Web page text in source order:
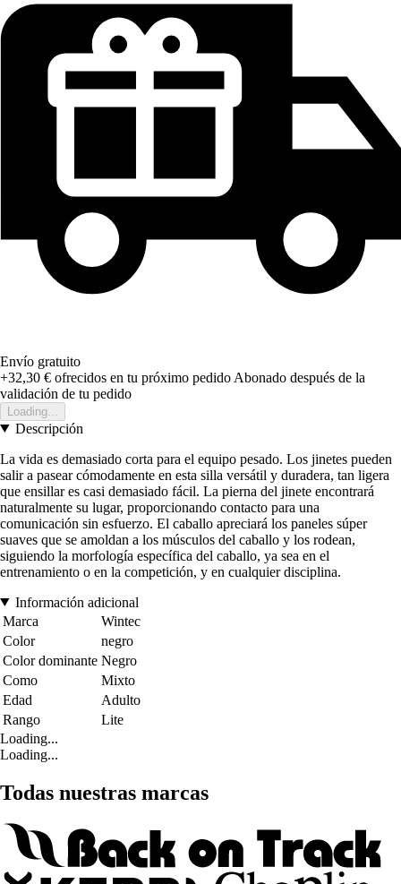
Envío gratuito
+32,30 € ofrecidos en tu próximo pedido Abonado después de la
validación de tu pedido
Loading...
Descripción
La vida es demasiado corta para el equipo pesado. Los jinetes pueden
salir a pasear cómodamente en esta silla versátil y duradera, tan ligera
que ensillar es casi demasiado fácil. La pierna del jinete encontrará
naturalmente su lugar, proporcionando contacto para una
comunicación sin esfuerzo. El caballo apreciará los paneles súper
suaves que se amoldan a los músculos del caballo y los rodean,
siguiendo la morfología específica del caballo, ya sea en el
entrenamiento o en la competición, y en cualquier disciplina.
Información adicional
Marca
Wintec
Color
negro
Color dominante Negro
Como
Mixto
Edad
Adulto
Rango
Lite
Loading...
Loading...
Todas nuestras marcas